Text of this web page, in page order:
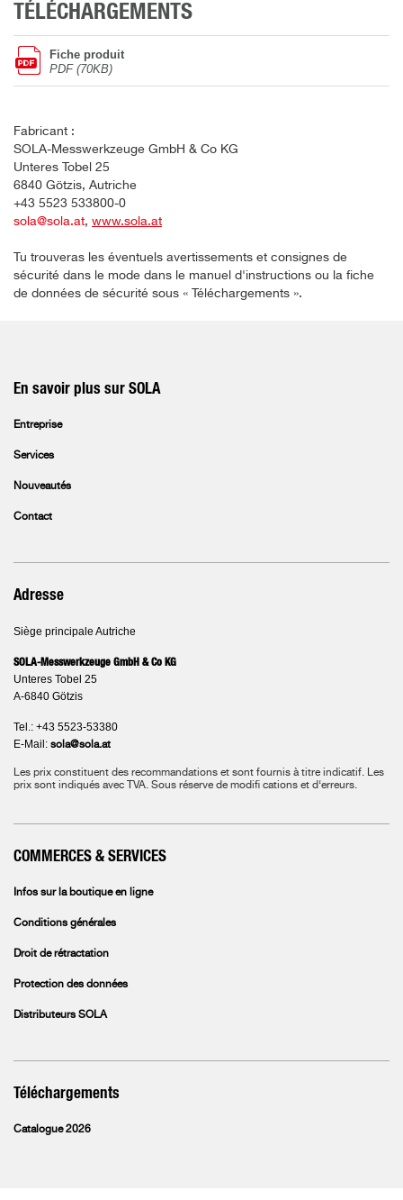
TÉLÉCHARGEMENTS
Fiche produit
PDF (70KB)
Fabricant :
SOLA-Messwerkzeuge GmbH & Co KG
Unteres Tobel 25
6840 Götzis, Autriche
+43 5523 533800-0
sola@sola.at, www.sola.at
Tu trouveras les éventuels avertissements et consignes de
sécurité dans le mode dans le manuel d'instructions ou la fiche
de données de sécurité sous « Téléchargements ».
En savoir plus sur SOLA
Entreprise
Services
Nouveautés
Contact
Adresse
Siège principale Autriche
SOLA-Messwerkzeuge GmbH & Co KG
Unteres Tobel 25
A-6840 Götzis
Tel.: +43 5523-53380
E-Mail: sola@sola.at
Les prix constituent des recommandations et sont fournis à titre indicatif. Les
prix sont indiqués avec TVA. Sous réserve de modifi cations et d‘erreurs.
COMMERCES & SERVICES
Infos sur la boutique en ligne
Conditions générales
Droit de rétractation
Protection des données
Distributeurs SOLA
Téléchargements
Catalogue 2026